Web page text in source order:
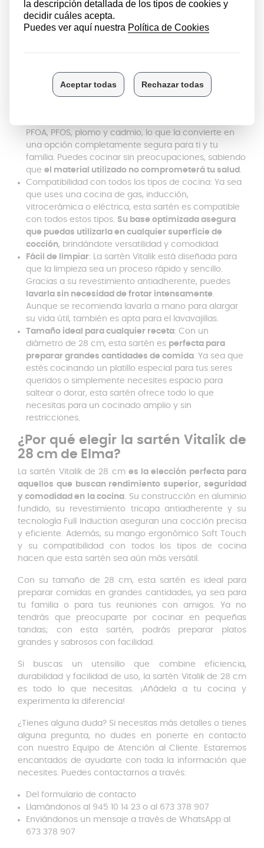
Tecnología Full Induction para cocinar más rápido y
de manera eficaz: Gracias a la tecnología Full
la sartén distribuye el calor de manera
de la sartén, sino que también te ayuda a ahorrar
energía, ya que la temperatura se alcanza más
rápidamente y de manera más homogénea.
PFOA, PFOS, plomo y cadmio, lo que la convierte en
una opción completamente segura para ti y tu
familia. Puedes cocinar sin preocupaciones, sabiendo
que el material utilizado no comprometerá tu salud .
Compatibilidad con todos los tipos de cocina: Ya sea
que uses una cocina de gas, inducción,
vitrocerámica o eléctrica, esta sartén es compatible
con todos estos tipos. Su base optimizada asegura
que puedas utilizarla en cualquier superficie de
cocción, brindándote versatilidad y comodidad.
Fácil de limpiar: La sartén Vitalik está diseñada para
que la limpieza sea un proceso rápido y sencillo.
Gracias a su revestimiento antiadherente, puedes
lavarla sin necesidad de frotar intensamente.
Aunque se recomienda lavarla a mano para alargar
su vida útil, también es apta para el lavavajillas.
Tamaño ideal para cualquier receta: Con un
diámetro de 28 cm, esta sartén es perfecta para
preparar grandes cantidades de comida. Ya sea que
estés cocinando un platillo especial para tus seres
queridos o simplemente necesites espacio para
saltear o dorar, esta sartén ofrece todo lo que
necesitas para un cocinado amplio y sin
restricciones.
¿Por qué elegir la sartén Vitalik de
28 cm de Elma?
La sartén Vitalik de 28 cm es la elección perfecta para
aquellos que buscan rendimiento superior, seguridad
y comodidad en la cocina. Su construcción en aluminio
fundido, su revestimiento tricapa antiadherente y su
tecnología Full Induction aseguran una cocción precisa
y eficiente. Además, su mango ergonómico Soft Touch
y su compatibilidad con todos los tipos de cocina
hacen que esta sartén sea aún más versátil.
Con su tamaño de 28 cm, esta sartén es ideal para
preparar comidas en grandes cantidades, ya sea para
tu familia o para tus reuniones con amigos. Ya no
tendrás que preocuparte por cocinar en pequeñas
tandas; con esta sartén, podrás preparar platos
grandes y sabrosos con facilidad.
Si buscas un utensilio que combine eficiencia,
durabilidad y facilidad de uso, la sartén Vitalik de 28 cm
es todo lo que necesitas. ¡Añádela a tu cocina y
experimenta la diferencia!
¿Tienes alguna duda? Si necesitas más detalles o tienes
alguna pregunta, no dudes en ponerte en contacto
con nuestro Equipo de Atención al Cliente. Estaremos
encantados de ayudarte con toda la información que
necesites. Puedes contactarnos a través:
Del formulario de contacto
Llamándonos al 945 10 14 23 o al 673 378 907
Enviándonos un mensaje a través de WhatsApp al
673 378 907